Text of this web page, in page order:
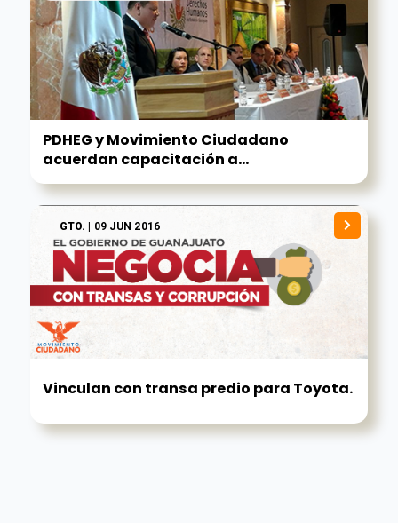
PDHEG y Movimiento Ciudadano
acuerdan capacitación a...
GTO. | 09 JUN 2016
Vinculan con transa predio para Toyota.